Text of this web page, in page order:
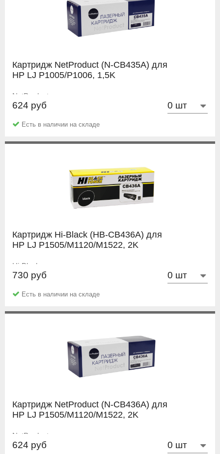
Картридж NetProduct (N-CB435A) для
HP LJ P1005/P1006, 1,5K
NetProduct
624 руб
Есть в наличии на складе
Картридж Hi-Black (HB-CB436A) для
HP LJ P1505/M1120/M1522, 2K
Hi-Black
730 руб
Есть в наличии на складе
Картридж NetProduct (N-CB436A) для
HP LJ P1505/M1120/M1522, 2K
NetProduct
624 руб